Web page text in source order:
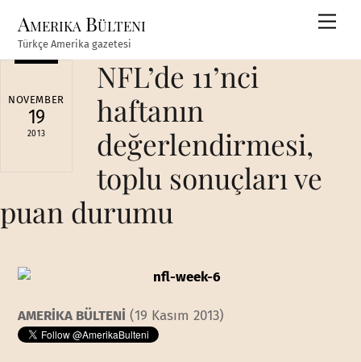
content
Amerika Bülteni
Türkçe Amerika gazetesi
NOVEMBER
19
2013
NFL’de 11’nci
haftanın
değerlendirmesi,
toplu sonuçları ve
puan durumu
AMERİKA BÜLTENİ (19 Kasım 2013)